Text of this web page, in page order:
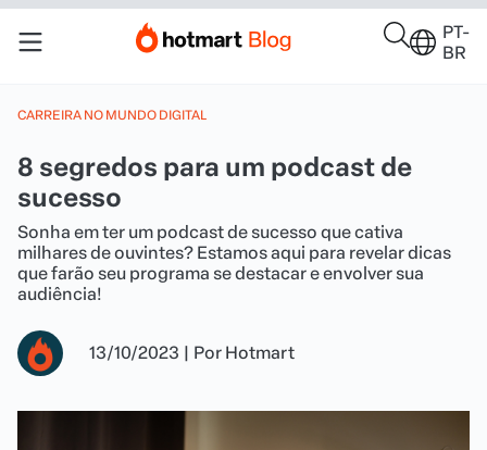
PT-
BR
CARREIRA NO MUNDO DIGITAL
8 segredos para um podcast de
sucesso
Sonha em ter um podcast de sucesso que cativa
milhares de ouvintes? Estamos aqui para revelar dicas
que farão seu programa se destacar e envolver sua
audiência!
13/10/2023 | Por Hotmart